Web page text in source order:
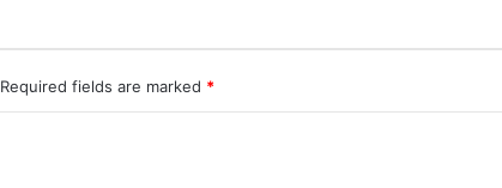
Required fields are marked *